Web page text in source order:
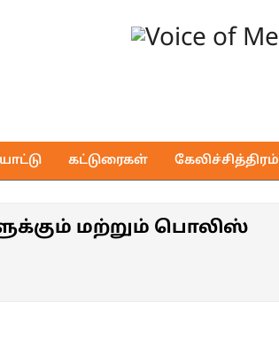
of
Media
கட்டுரைகள் கேலிச்சித்திரம்
மற்றும் பொலிஸ்